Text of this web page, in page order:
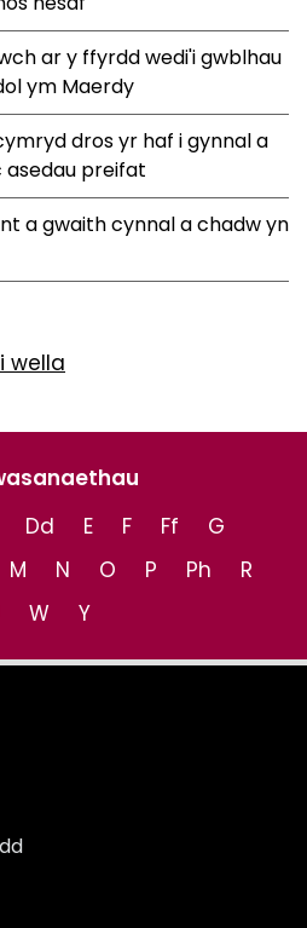
ar y ffyrdd wedi'i gwblhau
ym Maerdy
dros yr haf i gynnal a
asedau preifat
a gwaith cynnal a chadw yn
wella
Dd E F Ff
G
M N O P Ph
R
W Y